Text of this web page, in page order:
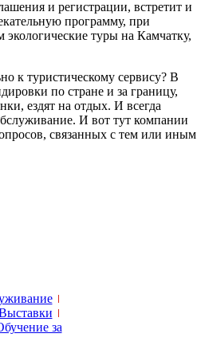
и регистрации, встретит и
программу, при
туры на Камчатку,
к туристическому сервису? В
по стране и за границу,
ездят на отдых. И всегда
И вот тут компании
связанных с тем или иным
за